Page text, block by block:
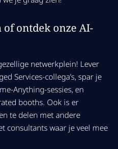
ontdek onze AI-
netwerkplein! Lever
Services-collega’s, spar je
Anything-sessies, en
booths. Ook is er
te delen met andere
consultants waar je veel mee